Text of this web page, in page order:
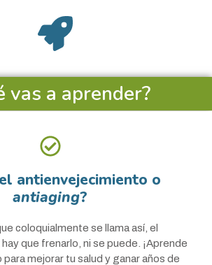
vas a aprender?
antienvejecimiento o
antiaging?
coloquialmente se llama así, el
que frenarlo, ni se puede. ¡Aprende
mejorar tu salud y ganar años de